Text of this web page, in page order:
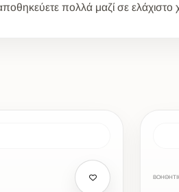
πολλά μαζί σε